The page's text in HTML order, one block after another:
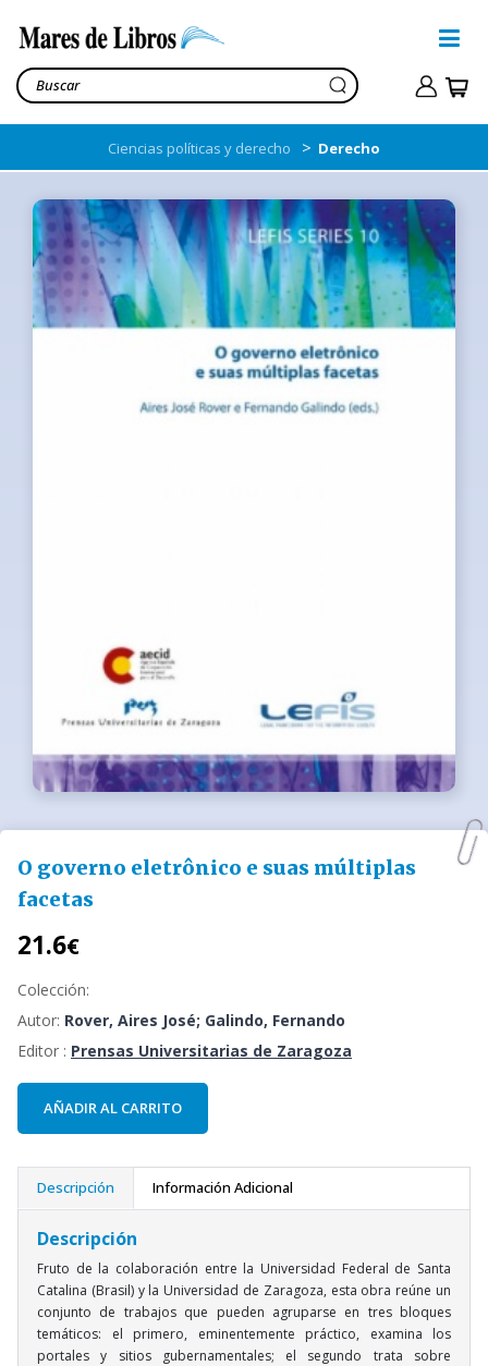
Ciencias políticas y derecho > Derecho
O governo eletrônico e suas múltiplas
facetas
21.6€
Colección:
Autor: Rover, Aires José; Galindo, Fernando
Editor : Prensas Universitarias de Zaragoza
AÑADIR AL CARRITO
Descripción Información Adicional
Descripción
Fruto de la colaboración entre la Universidad Federal de Santa
Catalina (Brasil) y la Universidad de Zaragoza, esta obra reúne un
conjunto de trabajos que pueden agruparse en tres bloques
temáticos: el primero, eminentemente práctico, examina los
portales y sitios gubernamentales; el segundo trata sobre